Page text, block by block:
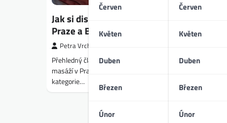
Červen
Květen
Duben
Březen
Únor
Červen
Květen
Duben
Březen
Únor
Jak si diskrétně vybrat společnost pro
Praze a Brně
Petra Vrchotická
Přehledný článek o diskrétním výběru společnosti a
masáží v Praze a Brně. Text přirozeně odkazuje na hlavní
kategorie…